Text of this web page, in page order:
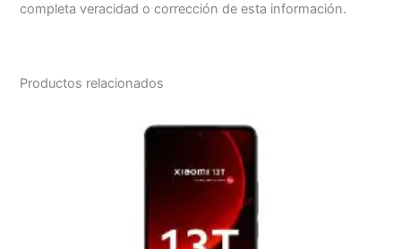
completa veracidad o corrección de esta información.
Productos relacionados